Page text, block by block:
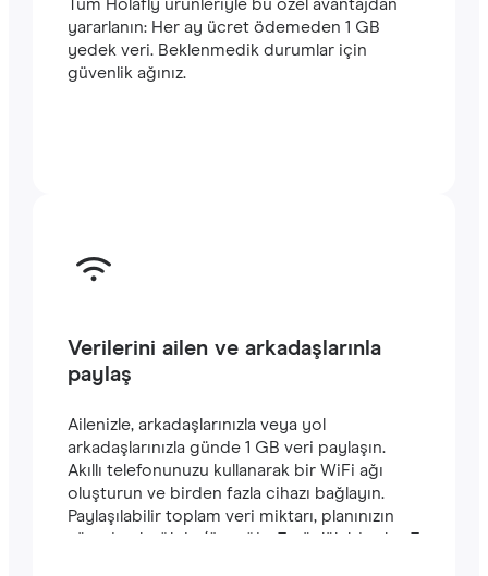
Tüm Holafly ürünleriyle bu özel avantajdan
yararlanın: Her ay ücret ödemeden 1 GB
yedek veri. Beklenmedik durumlar için
güvenlik ağınız.
Verilerini ailen ve arkadaşlarınla
paylaş
Ailenizle, arkadaşlarınızla veya yol
arkadaşlarınızla günde 1 GB veri paylaşın.
Akıllı telefonunuzu kullanarak bir WiFi ağı
oluşturun ve birden fazla cihazı bağlayın.
Paylaşılabilir toplam veri miktarı, planınızın
süresine bağlıdır (örneğin, 7 günlük bir plan 7